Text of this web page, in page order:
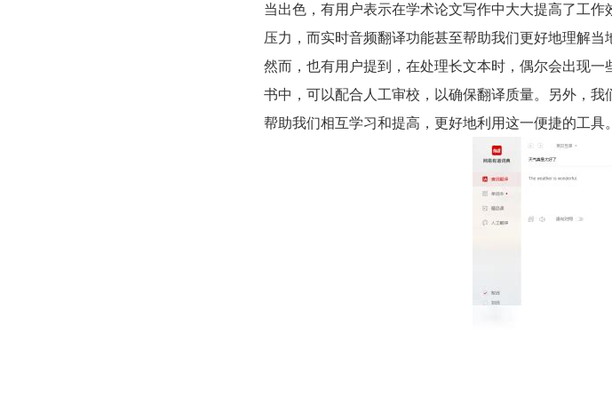
当出色，有用户表示在学术论文写作中大大提高了工
压力，而实时音频翻译功能甚至帮助我们更好地理解当
然而，也有用户提到，在处理长文本时，偶尔会出现
书中，可以配合人工审校，以确保翻译质量。另外，
帮助我们相互学习和提高，更好地利用这一便捷的工具。